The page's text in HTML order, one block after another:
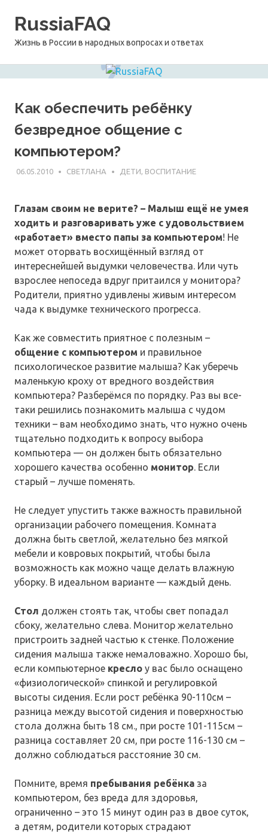
RussiaFAQ
Жизнь в России в народных вопросах и ответах
Как обеспечить ребёнку
безвредное общение с
компьютером?
06.05.2010 СВЕТЛАНА ДЕТИ, ВОСПИТАНИЕ
Глазам своим не верите? – Малыш ещё не умея
ходить и разговаривать уже с удовольствием
«работает» вместо папы за компьютером! Не
может оторвать восхищённый взгляд от
интереснейшей выдумки человечества. Или чуть
взрослее непоседа вдруг притаился у монитора?
Родители, приятно удивлены живым интересом
чада к выдумке технического прогресса.
Как же совместить приятное с полезным –
общение с компьютером и правильное
психологическое развитие малыша? Как уберечь
маленькую кроху от вредного воздействия
компьютера? Разберёмся по порядку. Раз вы все-
таки решились познакомить малыша с чудом
техники – вам необходимо знать, что нужно очень
тщательно подходить к вопросу выбора
компьютера — он должен быть обязательно
хорошего качества особенно монитор. Если
старый – лучше поменять.
Не следует упустить также важность правильной
организации рабочего помещения. Комната
должна быть светлой, желательно без мягкой
мебели и ковровых покрытий, чтобы была
возможность как можно чаще делать влажную
уборку. В идеальном варианте — каждый день.
Стол должен стоять так, чтобы свет попадал
сбоку, желательно слева. Монитор желательно
пристроить задней частью к стенке. Положение
сидения малыша также немаловажно. Хорошо бы,
если компьютерное кресло у вас было оснащено
«физиологической» спинкой и регулировкой
высоты сидения. Если рост ребёнка 90-110см –
разница между высотой сидения и поверхностью
стола должна быть 18 см., при росте 101-115см –
разница составляет 20 см, при росте 116-130 см –
должно соблюдаться расстояние 30 см.
Помните, время пребывания ребёнка за
компьютером, без вреда для здоровья,
ограниченно – это 15 минут один раз в двое суток,
а детям, родители которых страдают